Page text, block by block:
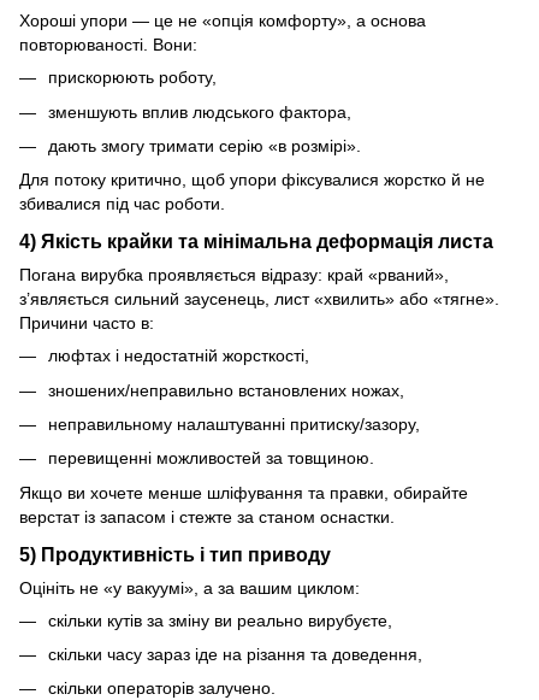
Хороші упори — це не «опція комфорту», а основа
повторюваності. Вони:
прискорюють роботу,
зменшують вплив людського фактора,
дають змогу тримати серію «в розмірі».
Для потоку критично, щоб упори фіксувалися жорстко й не
збивалися під час роботи.
4) Якість крайки та мінімальна деформація листа
Погана вирубка проявляється відразу: край «рваний»,
з’являється сильний заусенець, лист «хвилить» або «тягне».
Причини часто в:
люфтах і недостатній жорсткості,
зношених/неправильно встановлених ножах,
неправильному налаштуванні притиску/зазору,
перевищенні можливостей за товщиною.
Якщо ви хочете менше шліфування та правки, обирайте
верстат із запасом і стежте за станом оснастки.
5) Продуктивність і тип приводу
Оцініть не «у вакуумі», а за вашим циклом:
скільки кутів за зміну ви реально вирубуєте,
скільки часу зараз іде на різання та доведення,
скільки операторів залучено.